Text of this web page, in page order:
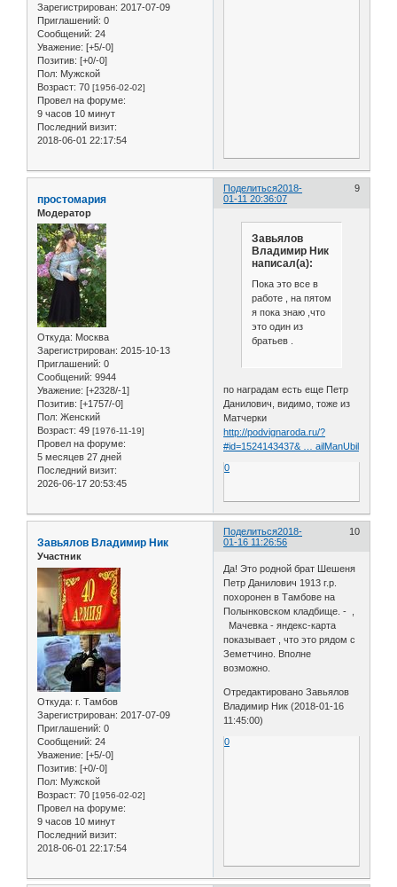
Зарегистрирован: 2017-07-09
Приглашений: 0
Сообщений: 24
Уважение: [+5/-0]
Позитив: [+0/-0]
Пол: Мужской
Возраст: 70 [1956-02-02]
Провел на форуме:
9 часов 10 минут
Последний визит:
2018-06-01 22:17:54
Поделиться 9
2018-
01-11 20:36:07
простомария
Модератор
Откуда: Москва
Зарегистрирован: 2015-10-13
Приглашений: 0
Сообщений: 9944
Уважение: [+2328/-1]
Позитив: [+1757/-0]
Пол: Женский
Возраст: 49 [1976-11-19]
Провел на форуме:
5 месяцев 27 дней
Последний визит:
2026-06-17 20:53:45
Завьялов
Владимир Ник
написал(а):
Пока это все в
работе , на пятом
я пока знаю ,что
это один из
братьев .
по наградам есть еще Петр
Данилович, видимо, тоже из
Матчерки
http://podvignaroda.ru/?
#id=1524143437& … ailManUbil
0
Поделиться 10
2018-
01-16 11:26:56
Завьялов Владимир Ник
Участник
Откуда: г. Тамбов
Зарегистрирован: 2017-07-09
Приглашений: 0
Сообщений: 24
Уважение: [+5/-0]
Позитив: [+0/-0]
Пол: Мужской
Возраст: 70 [1956-02-02]
Провел на форуме:
9 часов 10 минут
Последний визит:
2018-06-01 22:17:54
Да! Это родной брат Шешеня
Петр Данилович 1913 г.р.
похоронен в Тамбове на
Полынковском кладбище. - ,
Мачевка - яндекс-карта
показывает , что это рядом с
Земетчино. Вполне
возможно.
Отредактировано Завьялов
Владимир Ник (2018-01-16
11:45:00)
0